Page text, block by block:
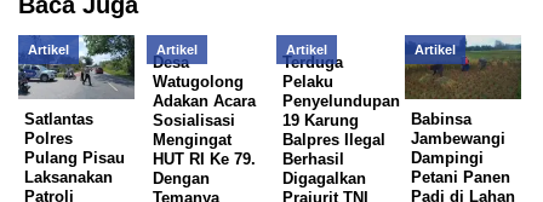
Artikel
Satlantas
Polres
Pulang Pisau
Laksanakan
Patroli
Artikel
Desa
Watugolong
Adakan Acara
Sosialisasi
Mengingat
HUT RI Ke 79.
Dengan
Temanya
Artikel
Terduga
Pelaku
Penyelundupan
19 Karung
Balpres Ilegal
Berhasil
Digagalkan
Prajurit TNI
Artikel
Babinsa
Jambewangi
Dampingi
Petani Panen
Padi di Lahan